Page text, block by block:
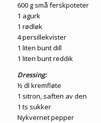
600 g små ferskpoteter
1 agurk
1 rødløk
4 persillekvister
1 liten bunt dill
1 liten bunt reddik
Dressing:
½ dl kremfløte
1 sitron, saften av den
1 ts sukker
Nykvernet pepper